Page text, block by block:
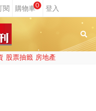
0
股票抽籤 房地產